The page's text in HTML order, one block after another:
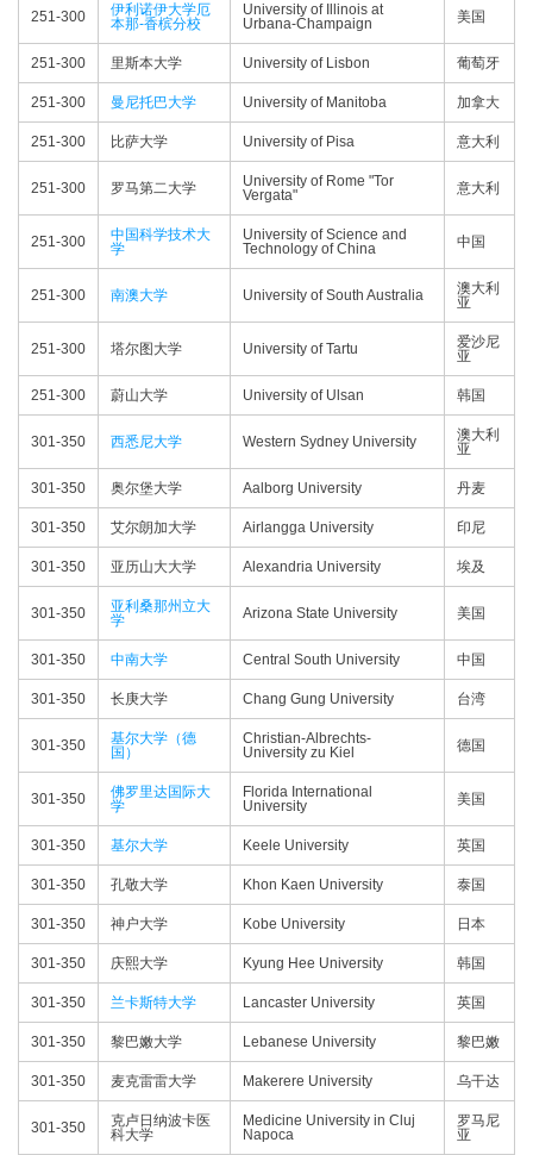
251-300
伊利诺伊大学厄
本那-香槟分校
University of Illinois at
Urbana-Champaign
美国
251-300 里斯本大学 University of Lisbon 葡萄牙
251-300 曼尼托巴大学 University of Manitoba 加拿大
251-300 比萨大学 University of Pisa 意大利
251-300 罗马第二大学
University of Rome "Tor
Vergata"
意大利
251-300
中国科学技术大
学
University of Science and
Technology of China
中国
251-300 南澳大学 University of South Australia
澳大利
亚
251-300 塔尔图大学 University of Tartu
爱沙尼
亚
251-300 蔚山大学 University of Ulsan 韩国
301-350 西悉尼大学 Western Sydney University
澳大利
亚
301-350 奥尔堡大学 Aalborg University 丹麦
301-350 艾尔朗加大学 Airlangga University 印尼
301-350 亚历山大大学 Alexandria University 埃及
301-350
亚利桑那州立大
学
Arizona State University 美国
301-350 中南大学 Central South University 中国
301-350 长庚大学 Chang Gung University 台湾
301-350
基尔大学（德
国）
Christian-Albrechts-
University zu Kiel
德国
301-350
佛罗里达国际大
学
Florida International
University
美国
301-350 基尔大学 Keele University 英国
301-350 孔敬大学 Khon Kaen University 泰国
301-350 神户大学 Kobe University 日本
301-350 庆熙大学 Kyung Hee University 韩国
301-350 兰卡斯特大学 Lancaster University 英国
301-350 黎巴嫩大学 Lebanese University 黎巴嫩
301-350 麦克雷雷大学 Makerere University 乌干达
301-350
克卢日纳波卡医
科大学
Medicine University in Cluj
Napoca
罗马尼
亚